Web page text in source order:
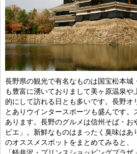
長野県の観光で有名なものは国宝松本城
も豊富に湧いておりまして美ヶ原温泉や
的にして訪れる日とも多いです。長野オ
とありウインタースポーツも盛んです。
あります。長野のグルメは信州そば・お
ビエ」。新鮮なものはまったく臭味は
のオススメスポットをまとめてみると、